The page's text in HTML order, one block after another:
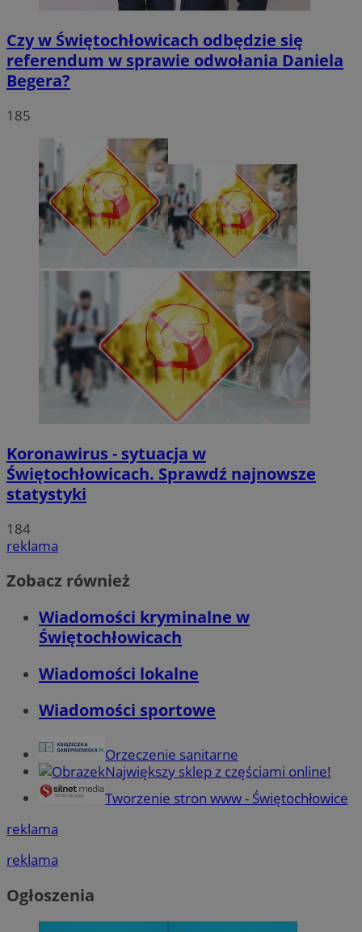
Czy w Świętochłowicach odbędzie się
referendum w sprawie odwołania Daniela
Begera?
185
Koronawirus - sytuacja w
Świętochłowicach. Sprawdź najnowsze
statystyki
184
reklama
Zobacz również
Wiadomości kryminalne w
Świętochłowicach
Wiadomości lokalne
Wiadomości sportowe
Orzeczenie sanitarne
Największy sklep z częściami online!
Tworzenie stron www - Świętochłowice
reklama
reklama
Ogłoszenia